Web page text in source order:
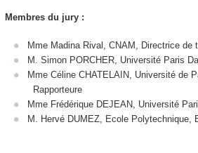
Membres du jury :
Mme Madina Rival, CNAM, Directrice de
M. Simon PORCHER, Université Paris
Mme Céline CHATELAIN, Université de
Rapporteure
Mme Frédérique DEJEAN, Université
M. Hervé DUMEZ, Ecole Polytechnique,